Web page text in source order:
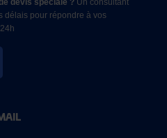
délais pour répondre à vos